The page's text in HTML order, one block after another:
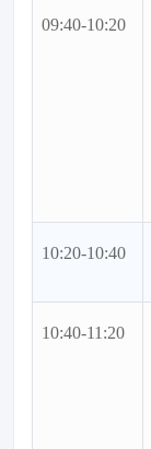
09:40-10:20
10:20-10:40
10:40-11:20